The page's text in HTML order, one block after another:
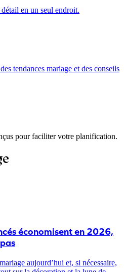
en un seul endroit.
tendances mariage et des conseils
pour faciliter votre planification.
économisent en 2026,
aujourd’hui et, si nécessaire,